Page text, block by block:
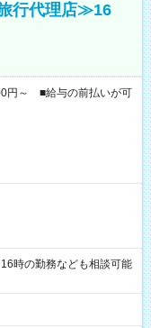
行代理店≫16
円～ ■給与の前払いが可
時の勤務なども相談可能